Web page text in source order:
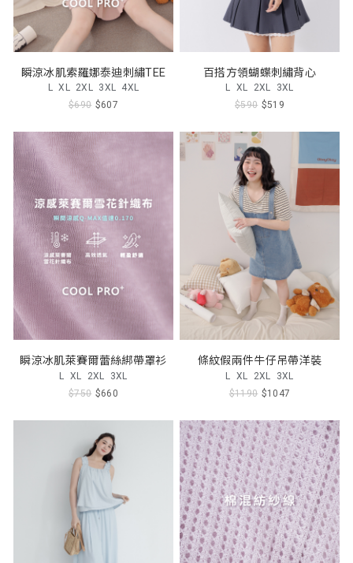
瞬涼冰肌索羅娜泰迪刺繡TEE
L XL 2XL 3XL 4XL
$690 $607
百搭方領蝴蝶刺繡背心
L XL 2XL 3XL
$590 $519
瞬涼冰肌萊賽爾蕾絲綁帶罩衫
L XL 2XL 3XL
$750 $660
條紋假兩件牛仔吊帶洋裝
L XL 2XL 3XL
$1190 $1047